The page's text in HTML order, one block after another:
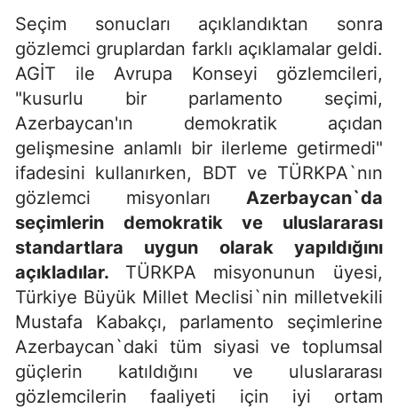
Seçim sonucları açıklandıktan sonra
gözlemci gruplardan farklı açıklamalar geldi.
AGİT ile Avrupa Konseyi gözlemcileri,
"kusurlu bir parlamento seçimi,
Azerbaycan'ın demokratik açıdan
gelişmesine anlamlı bir ilerleme getirmedi"
ifadesini kullanırken, BDT ve TÜRKPA`nın
gözlemci misyonları Azerbaycan`da
seçimlerin demokratik ve uluslararası
standartlara uygun olarak yapıldığını
açıkladılar. TÜRKPA misyonunun üyesi,
Türkiye Büyük Millet Meclisi`nin milletvekili
Mustafa Kabakçı, parlamento seçimlerine
Azerbaycan`daki tüm siyasi ve toplumsal
güçlerin katıldığını ve uluslararası
gözlemcilerin faaliyeti için iyi ortam